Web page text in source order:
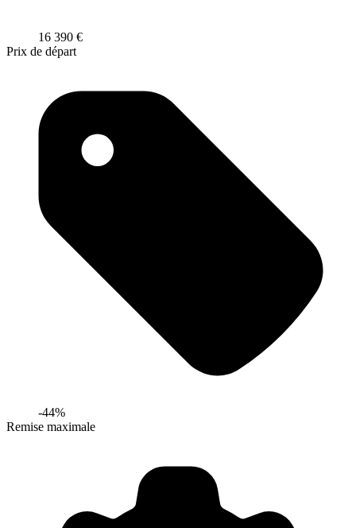
16 390 €
Prix de départ
-44%
Remise maximale